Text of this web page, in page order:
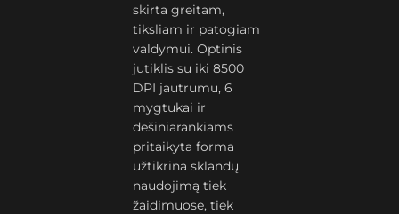
skirta greitam,
tiksliam ir patogiam
valdymui. Optinis
jutiklis su iki 8500
DPI jautrumu, 6
mygtukai ir
dešiniarankiams
pritaikyta forma
užtikrina sklandų
naudojimą tiek
žaidimuose, tiek